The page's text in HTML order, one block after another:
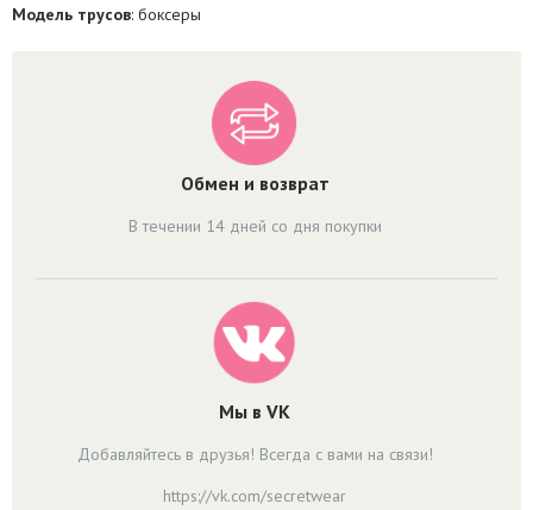
Обмен и возврат
В течении 14 дней со дня покупки
Мы в VK
Добавляйтесь в друзья! Всегда с вами на связи!
https://vk.com/secretwear
Модель трусов: боксеры